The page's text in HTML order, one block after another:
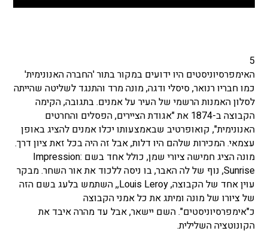
5
האימפרסיוניסטים היו ידועים במקור בתור 'החברה האנונימית'
כמו חבריו רנואר, סיסלי ודגה, מונה מרד והתנגד לשליטה שהייתה
לסלון האמנות הרשמי של העיר על אמנים. בתגובה, הקימה
הקבוצה ב-1874 את "אגודת הציירים, הפסלים והחרטים
האנונימית", קואופרטיב שבאמצעותו יכלו אמנים להציג באופן
עצמאי. המכירות שלהם היו דלות, אבל זה היה בכל זאת ציון דרך.
מונה הציג חמישה ציורי שמן, כולל אחד בשם Impression:
Sunrise, נוף של לה האבר, בו ניסה ללכוד את אור השחר. מבקר
עוין אחד של הקבוצה, Louis Leroy,, השתמש בלעג בשם הזה
של ציורו של מונה ומיתג את כל אמני הקבוצה
כ"אימפרסיוניסטים". השם יישאר, אבל עד מהרה איבד את
הקונוטציה השלילית.